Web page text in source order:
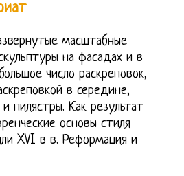
масштабные
на фасадах и в
число раскреповок,
в середине,
пилястры. Как результат
основы стиля
XVI в в. Реформация и